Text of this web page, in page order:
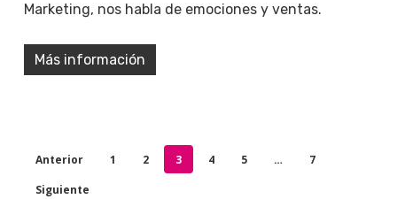
Marketing, nos habla de emociones y ventas.
Más información
Anterior 1 2 3 4 5 …
7
Siguiente